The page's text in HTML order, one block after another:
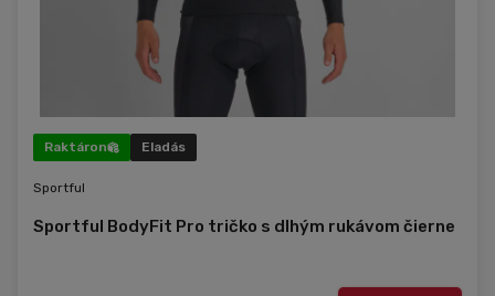
Raktáron Eladás
Sportful
Sportful BodyFit Pro tričko s dlhým rukávom čierne